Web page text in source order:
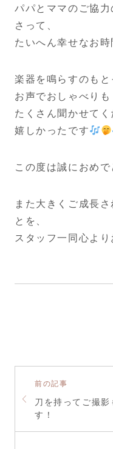
パパとママのご協
さって、
たいへん幸せなお時
楽器を鳴らすのも
お声でおしゃべりも
たくさん聞かせて
嬉しかったです
この度は誠におめで
また大きくご成長
とを、
スタッフ一同心よ
前の記事
刀を持ってご撮影
す！